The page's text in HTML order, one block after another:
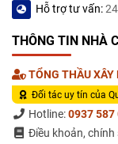
Hỗ trợ tư vấn:
THÔNG TIN NHÀ
TỔNG THẦU XÂY
Đối tác uy tín của
Hotline:0937 587
Điều khoản,